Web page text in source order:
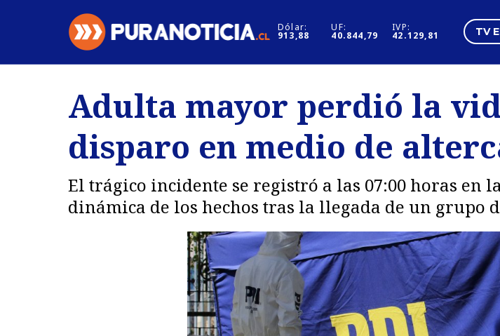
Dólar:
913,88
UF:
40.844,79
IVP:
42.129,81 TV
Regiones
Deportes
Internacional
Motores
Negocios
Pura Mujer
Adulta mayor perdió la
disparo en medio de
El trágico incidente se registró a las 07:00 horas en
dinámica de los hechos tras la llegada de un grupo